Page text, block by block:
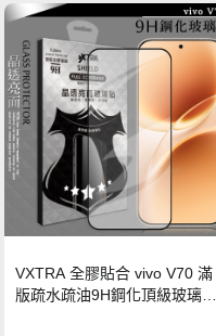
VXTRA 全膠貼合 vivo V70 滿
版疏水疏油9H鋼化頂級玻璃貼